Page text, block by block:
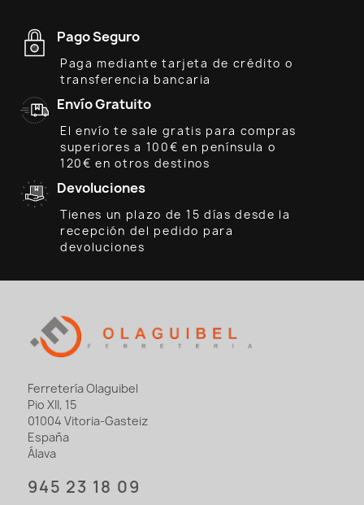
Pago Seguro
Paga mediante tarjeta de crédito o
transferencia bancaria
Envío Gratuito
El envío te sale gratis para compras
superiores a 100€ en península o
120€ en otros destinos
Devoluciones
Tienes un plazo de 15 días desde la
recepción del pedido para
devoluciones
Ferretería Olaguibel
Pio XII, 15
01004 Vitoria-Gasteiz
España
Álava
945 23 18 09